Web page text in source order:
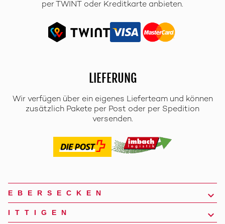
per TWINT oder Kreditkarte anbieten.
LIEFERUNG
Wir verfügen über ein eigenes Lieferteam und können
zusätzlich Pakete per Post oder per Spedition
versenden.
EBERSECKEN
ITTIGEN